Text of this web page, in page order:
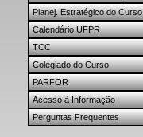
Planej. Estratégico do Curso
Calendário UFPR
TCC
Colegiado do Curso
PARFOR
Acesso à Informação
Perguntas Frequentes